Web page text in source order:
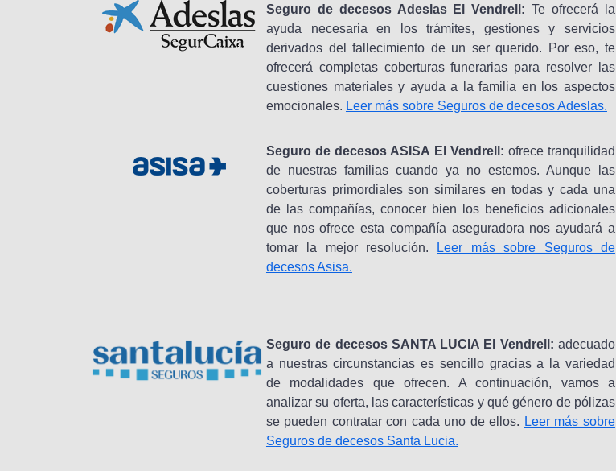
Seguro de decesos Adeslas El Vendrell: Te ofrecerá la
ayuda necesaria en los trámites, gestiones y servicios
derivados del fallecimiento de un ser querido. Por eso, te
ofrecerá completas coberturas funerarias para resolver las
cuestiones materiales y ayuda a la familia en los aspectos
emocionales. Leer más sobre Seguros de decesos Adeslas.
Seguro de decesos ASISA El Vendrell: ofrece tranquilidad
de nuestras familias cuando ya no estemos. Aunque las
coberturas primordiales son similares en todas y cada una
de las compañías, conocer bien los beneficios adicionales
que nos ofrece esta compañía aseguradora nos ayudará a
tomar la mejor resolución.
Leer más sobre Seguros de
decesos Asisa.
Seguro de decesos SANTA LUCIA El Vendrell: adecuado
a nuestras circunstancias es sencillo gracias a la variedad
de modalidades que ofrecen. A continuación, vamos a
analizar su oferta, las características y qué género de pólizas
se pueden contratar con cada uno de ellos. Leer más sobre
Seguros de decesos Santa Lucia.